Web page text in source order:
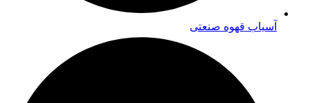
آسیاب قهوه صنعتی